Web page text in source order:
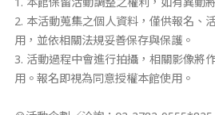
2. 本活動蒐集之個人資料，僅供報名、
用，並依相關法規妥善保存與保護。
3. 活動過程中會進行拍攝，相關影像將
用。報名即視為同意授權本館使用。